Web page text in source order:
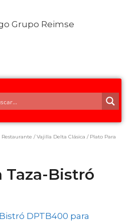
/Vajilla Delta Clásica / Plato Para
Taza-Bistró